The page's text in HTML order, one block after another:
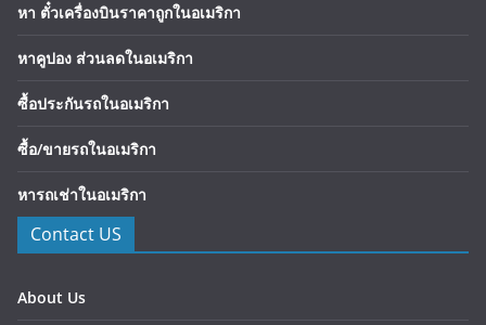
หา ตั๋วเครื่องบินราคาถูกในอเมริกา
หาคูปอง ส่วนลดในอเมริกา
ซื้อประกันรถในอเมริกา
ซื้อ/ขายรถในอเมริกา
หารถเช่าในอเมริกา
Contact US
About Us